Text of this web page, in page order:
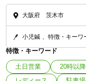
大阪府 茨木市
小児鍼 特徴・キーワ
特徴・キーワード
土日営業 20時以
「健康には